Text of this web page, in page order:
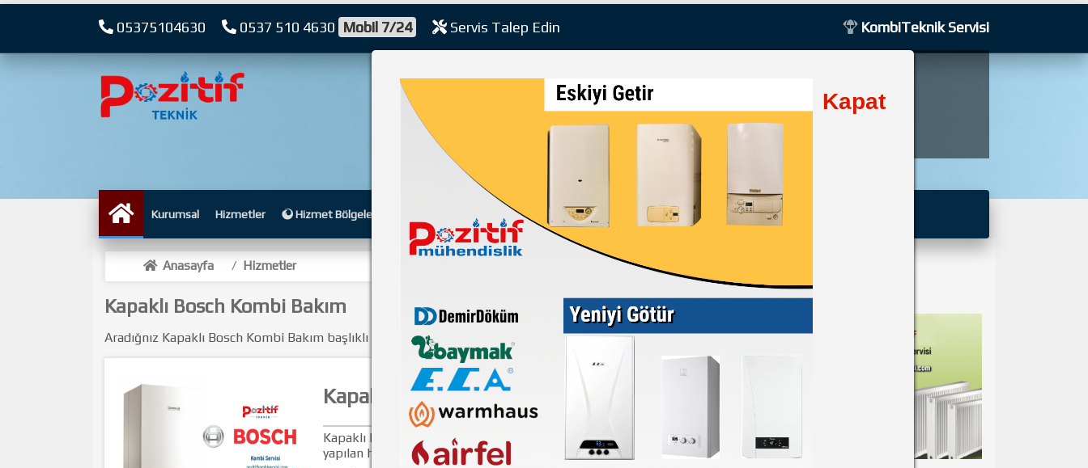
05375104630 0537 510 4630 Mobil 7/24 Servis Talep Edin KombiTeknik Servisi
bir
Kurumsal Hizmetler Hizmet Bölgeleri Müşteri Köşesi Kampanyalar Basında Biz
Kapat
Anasayfa / Hizmetler
Kapaklı Bosch Kombi Bakım
Aradığnız Kapaklı Bosch Kombi Bakım başlıklı içerik ve ilgili diğer içerikler aşağıda listelenmiştir.
Kapaklı Bosch Kombi Servisi
Kapaklı Bosch kombi servisi,bakım,onarım,yedek parça hizmeti.Ve
yapılan her iş 1 YIL garantili olarak Kapaklı Bosch kombi servisinde.